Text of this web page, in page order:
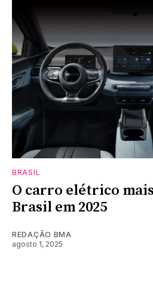
BRASIL
O carro elétrico
Brasil em 2025
REDAÇÃO BMA
agosto 1, 2025